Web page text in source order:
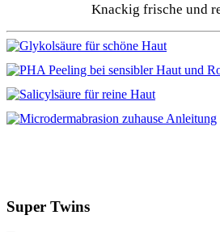
Knackig frische und
Super Twins